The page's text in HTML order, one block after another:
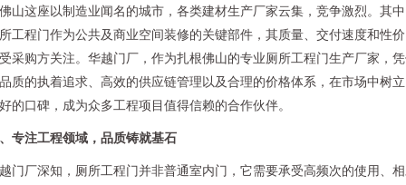
山这座以制造业闻名的城市，各类建材生产厂家云集，竞争激烈。其
工程门作为公共及商业空间装修的关键部件，其质量、交付速度和性
采购方关注。华越门厂，作为扎根佛山的专业厕所工程门生产厂家，
质的执着追求、高效的供应链管理以及合理的价格体系，在市场中树
的口碑，成为众多工程项目值得信赖的合作伙伴。
专注工程领域，品质铸就基石
门厂深知，厕所工程门并非普通室内门，它需要承受高频次的使用、